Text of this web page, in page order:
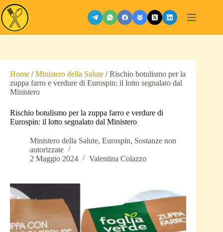
Salta
al
contenuto
Home /Ministero della Salute /Rischio botulismo per la
zuppa farro e verdure di Eurospin: il lotto segnalato dal
Ministero
Rischio botulismo per la zuppa farro e verdure di
Eurospin: il lotto segnalato dal Ministero
Ministero della Salute, Eurospin, Sostanze non
autorizzate
2 Maggio 2024
Valentina Colazzo